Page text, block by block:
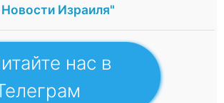
Израиля"
нас в